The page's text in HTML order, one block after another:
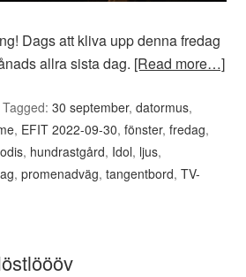
Dags att kliva upp denna fredag
allra sista dag. [Read more…]
Tagged:30 september,datormus,
, EFIT 2022-09-30,fönster,fredag,
, hundrastgård, Idol, ljus,
,promenadväg,tangentbord,TV-